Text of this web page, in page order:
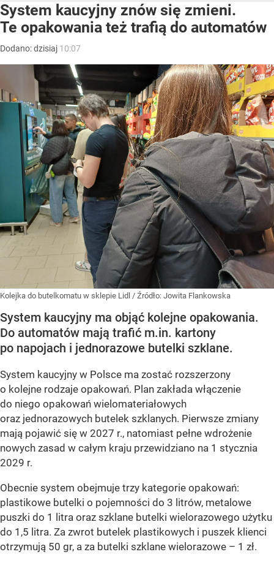
System kaucyjny znów się zmieni.
Te opakowania też trafią do automatów
Dodano:dzisiaj 10:07
Kolejka do butelkomatu w sklepie Lidl / Źródło: Jowita Flankowska
System kaucyjny ma objąć kolejne opakowania.
Do automatów mają trafić m.in. kartony
po napojach i jednorazowe butelki szklane.
System kaucyjny w Polsce ma zostać rozszerzony
o kolejne rodzaje opakowań. Plan zakłada włączenie
do niego opakowań wielomateriałowych
oraz jednorazowych butelek szklanych. Pierwsze zmiany
mają pojawić się w 2027 r., natomiast pełne wdrożenie
nowych zasad w całym kraju przewidziano na 1 stycznia
2029 r.
Obecnie system obejmuje trzy kategorie opakowań:
plastikowe butelki o pojemności do 3 litrów, metalowe
puszki do 1 litra oraz szklane butelki wielorazowego użytku
do 1,5 litra. Za zwrot butelek plastikowych i puszek klienci
otrzymują 50 gr, a za butelki szklane wielorazowe – 1 zł.